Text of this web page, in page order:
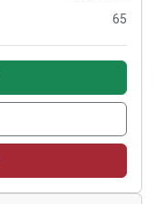
65